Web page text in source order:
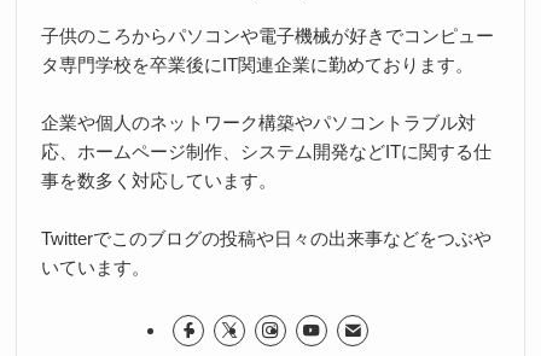
子供のころからパソコンや電子機械が好きでコンピュー
タ専門学校を卒業後にIT関連企業に勤めております。
企業や個人のネットワーク構築やパソコントラブル対
応、ホームページ制作、システム開発などITに関する仕
事を数多く対応しています。
Twitterでこのブログの投稿や日々の出来事などをつぶや
いています。